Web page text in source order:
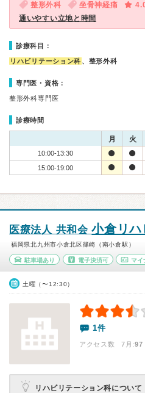
整形外科 坐骨神経痛
通いやすい立地と時間
診療科目：
リハビリテーション科 、整形外科
専門医・資格：
整形外科専門医
診療時間
月 火
10:00-13:30
15:00-19:00
医療法人 共和会小倉リ
福岡県北九州市小倉北区篠崎（南小倉駅）
駐車場あり 電子決済可 マイ
土曜（〜12:30）
1件
アクセス数 7月:97
リハビリテーション科について